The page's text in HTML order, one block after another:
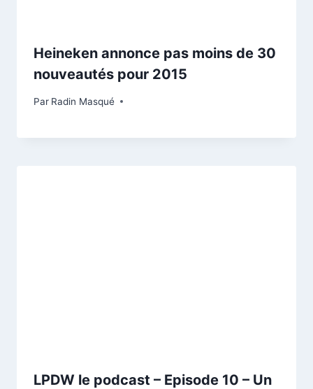
Heineken annonce pas moins de 30
nouveautés pour 2015
Par Radin Masqué
LPDW le podcast – Episode 10 – Un